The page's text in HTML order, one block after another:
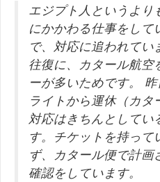
エジプト人というより
にかかわる仕事をし
で、対応に追われて
往復に、カタール航空
ーが多いためです。
ライトから運休（カ
対応はきちんとしてい
す。チケットを持って
ず、カタール便で計
確認をしています。